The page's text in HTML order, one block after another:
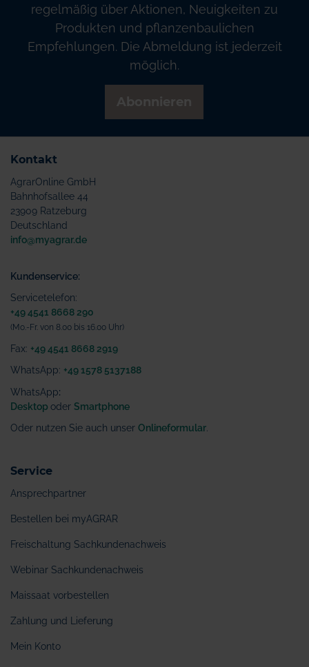
regelmäßig über Aktionen, Neuigkeiten zu
Produkten und pflanzenbaulichen
Empfehlungen. Die Abmeldung ist jederzeit
möglich.
Kontakt
AgrarOnline GmbH
Bahnhofsallee 44
23909 Ratzeburg
Deutschland
info@myagrar.de
Kundenservice:
Servicetelefon:
+49 4541 8668 290
(Mo.-Fr. von 8.00 bis 16.00 Uhr)
Fax: +49 4541 8668 2919
WhatsApp: +49 1578 5137188
WhatsApp:
Desktop oder Smartphone
Oder nutzen Sie auch unser Onlineformular
Service
Ansprechpartner
Bestellen bei myAGRAR
Freischaltung Sachkundenachweis
Webinar Sachkundenachweis
Maissaat vorbestellen
Zahlung und Lieferung
Mein Konto